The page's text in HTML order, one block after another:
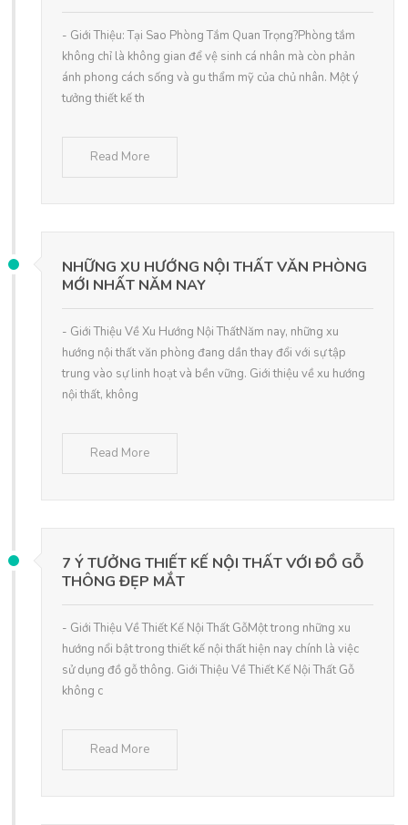
- Giới Thiệu: Tại Sao Phòng Tắm Quan Trọng?Phòng tắm
không chỉ là không gian để vệ sinh cá nhân mà còn phản
ánh phong cách sống và gu thẩm mỹ của chủ nhân. Một ý
tưởng thiết kế th
Read More
NHỮNG XU HƯỚNG NỘI THẤT VĂN PHÒNG
MỚI NHẤT NĂM NAY
- Giới Thiệu Về Xu Hướng Nội ThấtNăm nay, những xu
hướng nội thất văn phòng đang dần thay đổi với sự tập
trung vào sự linh hoạt và bền vững. Giới thiệu về xu hướng
nội thất, không
Read More
7 Ý TƯỞNG THIẾT KẾ NỘI THẤT VỚI ĐỒ GỖ
THÔNG ĐẸP MẮT
- Giới Thiệu Về Thiết Kế Nội Thất GỗMột trong những xu
hướng nổi bật trong thiết kế nội thất hiện nay chính là việc
sử dụng đồ gỗ thông. Giới Thiệu Về Thiết Kế Nội Thất Gỗ
không c
Read More